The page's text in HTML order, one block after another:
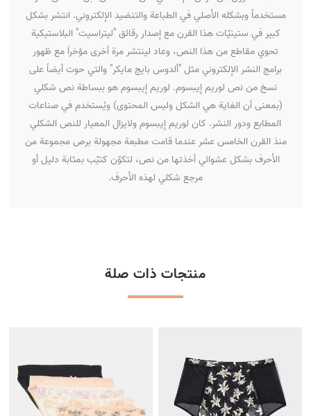
مستخدماً وبشكله الأصلي في الطباعة والتنضيد الإلكتروني. انتشر بشكل
كبير في ستينيّات هذا القرن مع إصدار رقائق "ليتراسيت" البلاستيكية
تحوي مقاطع من هذا النص، وعاد لينتشر مرة أخرى مؤخراَ مع ظهور
برامج النشر الإلكتروني مثل "ألدوس بايج مايكر" والتي حوت أيضاً على
نسخ من نص لوريم إيبسوم. لوريم إيبسوم هو ببساطة نص شكلي
(بمعنى أن الغاية هي الشكل وليس المحتوى) ويُستخدم في صناعات
المطابع ودور النشر. كان لوريم إيبسوم ولايزال المعيار للنص الشكلي
منذ القرن الخامس عشر عندما قامت مطبعة مجهولة برص مجموعة من
الأحرف بشكل عشوائي أخذتها من نص، لتكوّن كتيّب بمثابة دليل أو
مرجع شكلي لهذه الأحرف.
منتجات ذات صلة